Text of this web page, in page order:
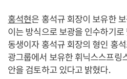
홍석현은 홍석규 회장이 보유한
이는 방식으로 보광을 인수하기로
동생이자 홍석규 회장의 형인 홍
광그룹에서 보유한 휘닉스스프링
안을 검토하고 있다고 밝혔다.